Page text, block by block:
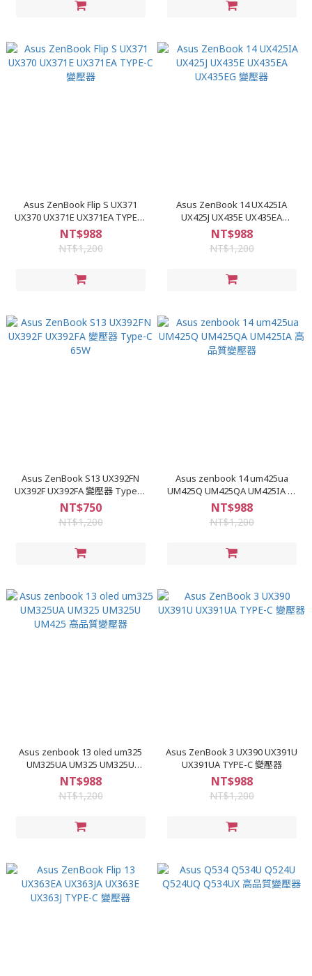
Asus ZenBook Flip S UX371
UX370 UX371E UX371EA TYPE-C
變壓器
NT$988
NT$1,200
Asus ZenBook 14 UX425IA
UX425J UX435E UX435EA
UX435EG 變壓器
NT$988
NT$1,200
Asus ZenBook S13 UX392FN
UX392F UX392FA 變壓器 Type-C
65W
NT$750
NT$1,200
Asus zenbook 14 um425ua
UM425Q UM425QA UM425IA 高
品質變壓器
NT$988
NT$1,200
Asus zenbook 13 oled um325
UM325UA UM325 UM325U
UM425 高品質變壓器
NT$988
NT$1,200
Asus ZenBook 3 UX390 UX391U
UX391UA TYPE-C 變壓器
NT$988
NT$1,200